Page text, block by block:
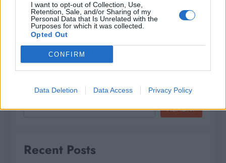
I want to opt-out of Collection, Use,
Retention, Sale, and/or Sharing of my
Personal Data that Is Unrelated with the
Purposes for which it was collected.
Opted Out
CONFIRM
Data Deletion Data Access Privacy Policy
Hľadať
HĽADAŤ
Recent Posts